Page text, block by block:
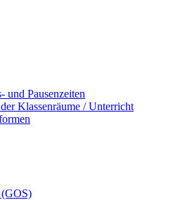
und Pausenzeiten
Klassenräume / Unterricht